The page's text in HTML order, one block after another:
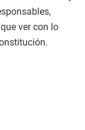
ver con lo